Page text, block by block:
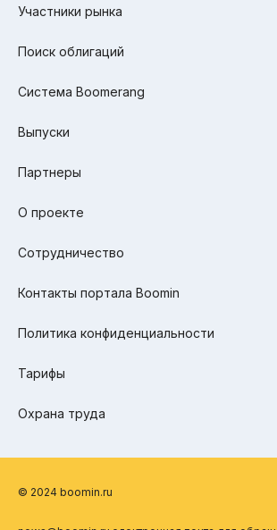
Участники рынка
Поиск облигаций
Система Boomerang
Выпуски
Партнеры
О проекте
Сотрудничество
Контакты портала Boomin
Политика конфиденциальности
Тарифы
Охрана труда
© 2024 boomin.ru